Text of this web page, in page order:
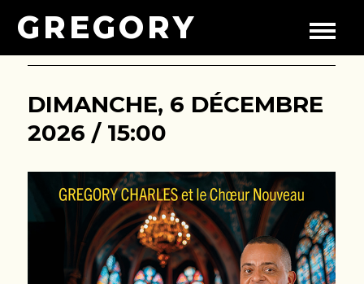
GREGORY
DIMANCHE, 6 DÉCEMBRE
2026 / 15:00